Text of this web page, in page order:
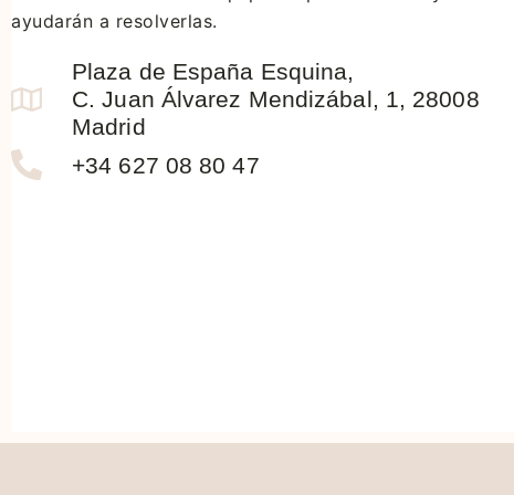
ayudarán a resolverlas.
Plaza de España Esquina,
C. Juan Álvarez Mendizábal, 1, 28008
Madrid
+34 627 08 80 47